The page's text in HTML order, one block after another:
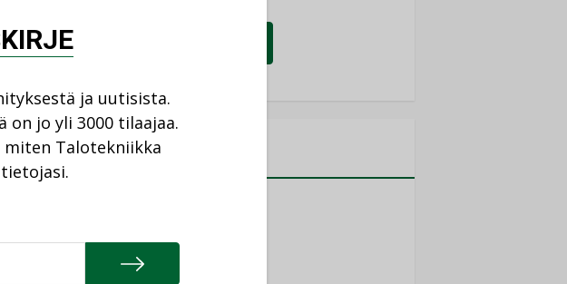
NIMITYKSET
Refair
ja uutisista.
jo yli 3000 tilaajaa.
miten Talotekniikka